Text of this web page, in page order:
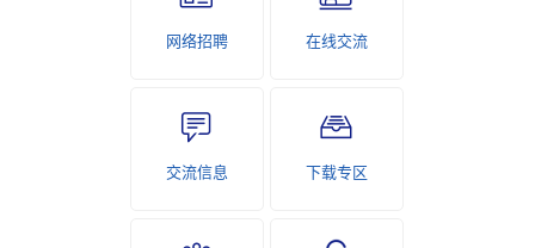
网络招聘 在线交流
交流信息 下载专区